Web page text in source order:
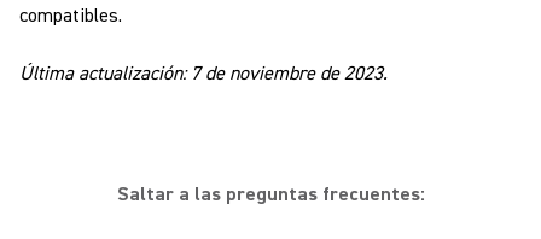
compatibles.
Última actualización: 7 de noviembre de 2023.
Saltar a las preguntas frecuentes: